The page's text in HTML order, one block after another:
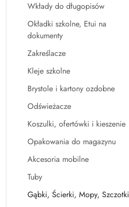
Wkłady do długopisów
Okładki szkolne, Etui na
dokumenty
Zakreślacze
Kleje szkolne
Brystole i kartony ozdobne
Odświeżacze
Koszulki, ofertówki i kieszenie
Opakowania do magazynu
Akcesoria mobilne
Tuby
Gąbki, Ścierki, Mopy, Szczotki